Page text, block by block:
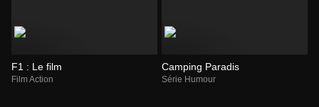
F1 : Le film
Film Action
Camping Paradis
Série Humour